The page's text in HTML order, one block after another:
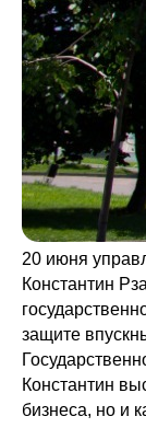
20 июня
Константин
защите
Константин
бизнеса, но и